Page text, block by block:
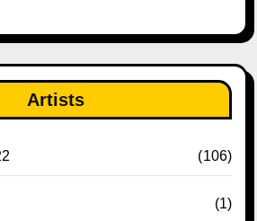
Artists
(106)
(1)